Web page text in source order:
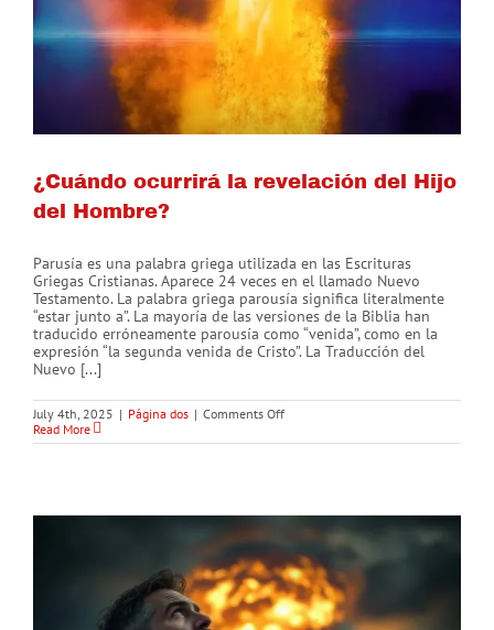
¿Cuándo ocurrirá la revelación del Hijo
del Hombre?
Parusía es una palabra griega utilizada en las Escrituras
Griegas Cristianas. Aparece 24 veces en el llamado Nuevo
Testamento. La palabra griega parousía significa literalmente
“estar junto a”. La mayoría de las versiones de la Biblia han
traducido erróneamente parousía como “venida”, como en la
expresión “la segunda venida de Cristo”. La Traducción del
Nuevo [...]
July 4th, 2025 | Página dos | Comments Offon
ocurrirá
del
Hombre?
Read More